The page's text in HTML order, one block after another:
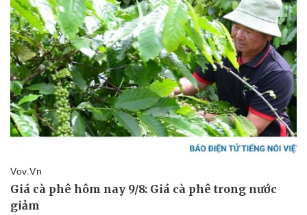
Kinh tế
Bất động sản
Khởi nghiệp
Thị trường
Giá vàng
Tiêu dùng
Tỷ giá